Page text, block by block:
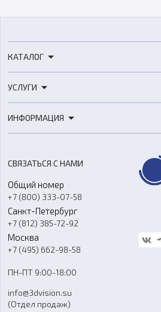
КАТАЛОГ
3D-сканеры
Расходные материалы
Оборудование и материалы для
Аксессуары и прочее оборудование
Программное обеспечение
УСЛУГИ
3D-моделирование
Ремонт и услуги
ИНФОРМАЦИЯ
О компании
Контакты
Гос. закупки
Стать дилером
Блог
FAQ
СВЯЗАТЬСЯ С НАМИ
Общий номер
+7 (800) 333-07-58
Санкт-Петербург
+7 (812) 385-72-92
Москва
+7 (495) 662-98-58
ПН-ПТ 9:00-18:00
info@3dvision.su
(Отдел продаж)